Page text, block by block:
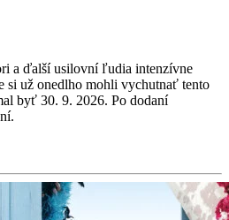
a ďalší usilovní ľudia intenzívne
si už onedlho mohli vychutnať tento
byť 30. 9. 2026. Po dodaní